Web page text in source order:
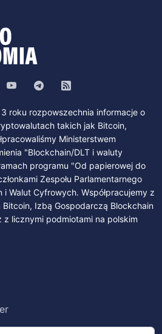
roku rozpowszechnia informacje o
takich jak Bitcoin,
Ministerstwem
"Blockchain/DLT i waluty
programu "Od papierowej do
Zespołu Parlamentarnego
Walut Cyfrowych. Współpracujemy z
Izbą Gospodarczą Blockchain
z licznymi podmiotami na polskim